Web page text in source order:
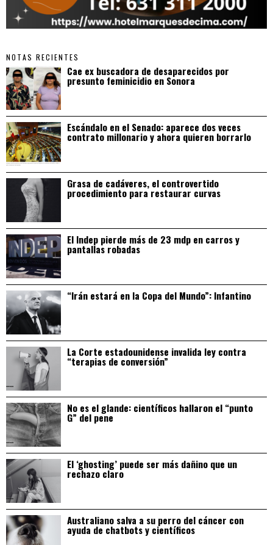
NOTAS RECIENTES
Cae ex buscadora de desaparecidos por
presunto feminicidio en Sonora
Escándalo en el Senado: aparece dos veces
contrato millonario y ahora quieren borrarlo
Grasa de cadáveres, el controvertido
procedimiento para restaurar curvas
El Indep pierde más de 23 mdp en carros y
pantallas robadas
“Irán estará en la Copa del Mundo”: Infantino
La Corte estadounidense invalida ley contra
“terapias de conversión”
No es el glande: científicos hallaron el “punto
G” del pene
El ‘ghosting’ puede ser más dañino que un
rechazo claro
Australiano salva a su perro del cáncer con
ayuda de chatbots y científicos